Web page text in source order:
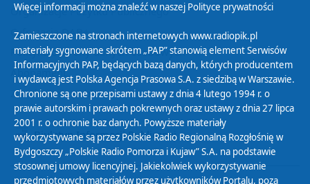
Organizacje Pożytku Publicznego
Cyfryzacja DAB+
Polityka ochrony danych osobowych
Abonament
Zamówienia publiczne
Biuletyn Informacji Publicznej
Więcej informacji można znaleźć w naszej Polityce prywatności
Zamieszczone na stronach internetowych www.radiopik.pl
materiały sygnowane skrótem „PAP” stanowią element Serwisów
Informacyjnych PAP, będących bazą danych, których producentem
i wydawcą jest Polska Agencja Prasowa S.A. z siedzibą w Warszawie.
Chronione są one przepisami ustawy z dnia 4 lutego 1994 r. o
prawie autorskim i prawach pokrewnych oraz ustawy z dnia 27 lipca
2001 r. o ochronie baz danych. Powyższe materiały
wykorzystywane są przez Polskie Radio Regionalną Rozgłośnię w
Bydgoszczy „Polskie Radio Pomorza i Kujaw” S.A. na podstawie
stosownej umowy licencyjnej. Jakiekolwiek wykorzystywanie
przedmiotowych materiałów przez użytkowników Portalu, poza